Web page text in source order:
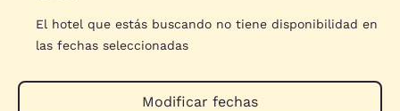
El hotel que estás buscando no tiene disponibilidad en
las fechas seleccionadas
Modificar fechas